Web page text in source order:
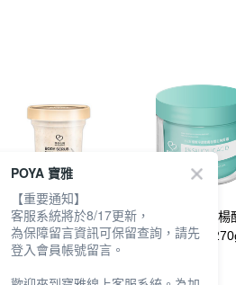
我的心機身體去角質
400g-燕麥乳木果油
NT$159
我的心機1%水楊
膚身體去角質
POYA 寶雅
【重要通知】
客服系統將於8/17更新，
為保障留言資訊可保留查詢，請先
登入會員帳號留言。